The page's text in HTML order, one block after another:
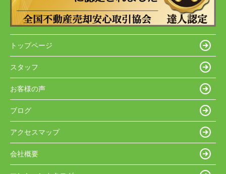
トップページ
スタッフ
お客様の声
ブログ
アクセスマップ
会社概要